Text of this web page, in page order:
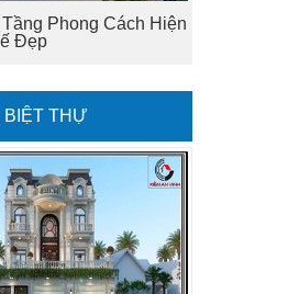
Phong Cách Hiện
Đẹp
BIỆT THỰ